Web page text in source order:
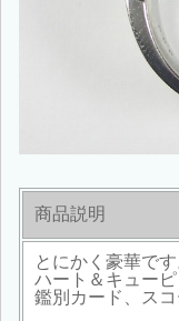
商品説明
とにかく豪華です
ハート＆キューピ
鑑別カード、スコ